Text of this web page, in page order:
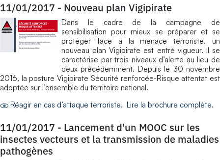
11/01/2017 - Nouveau plan Vigipirate
Dans le cadre de la campagne de
sensibilisation pour mieux se préparer et se
protéger face à la menace terroriste, un
nouveau plan Vigipirate est entré vigueur. Il se
caractérise par trois niveaux d’alerte au lieu de
deux précédemment. Depuis le 30 novembre
2016, la posture Vigipirate Sécurité renforcée-Risque attentat est
adoptée sur l’ensemble du territoire national.
Réagir en cas d’attaque terroriste. Lire la brochure complète.
11/01/2017 - Lancement d'un MOOC sur les
insectes vecteurs et la transmission de maladies
pathogènes